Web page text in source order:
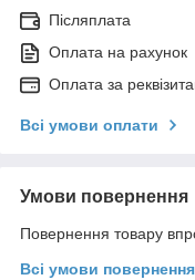
Післяплата
Оплата на рахунок
Оплата за
Всі умови оплати
Умови повернення
Повернення товару
Всі умови повернення